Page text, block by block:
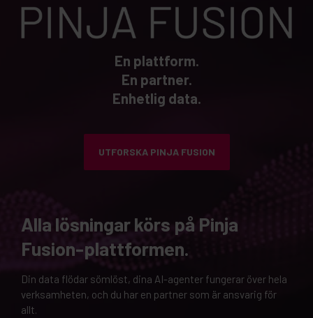
En plattform.
En partner.
Enhetlig data.
UTFORSKA PINJA FUSION
Alla lösningar körs på Pinja
Fusion-plattformen.
Din data flödar sömlöst, dina AI-agenter fungerar över hela
verksamheten, och du har en partner som är ansvarig för
allt.